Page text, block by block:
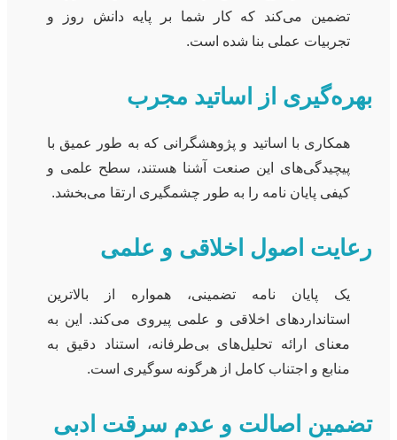
تضمین می‌کند که کار شما بر پایه دانش روز و
تجربیات عملی بنا شده است.
بهره‌گیری از اساتید مجرب
همکاری با اساتید و پژوهشگرانی که به طور عمیق با
پیچیدگی‌های این صنعت آشنا هستند، سطح علمی و
کیفی پایان نامه را به طور چشمگیری ارتقا می‌بخشد.
رعایت اصول اخلاقی و علمی
یک پایان نامه تضمینی، همواره از بالاترین
استانداردهای اخلاقی و علمی پیروی می‌کند. این به
معنای ارائه تحلیل‌های بی‌طرفانه، استناد دقیق به
منابع و اجتناب کامل از هرگونه سوگیری است.
تضمین اصالت و عدم سرقت ادبی